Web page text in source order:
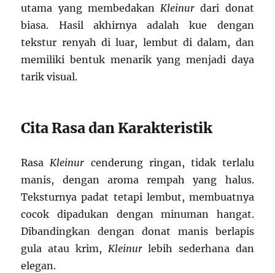
utama yang membedakan Kleinur dari donat
biasa. Hasil akhirnya adalah kue dengan
tekstur renyah di luar, lembut di dalam, dan
memiliki bentuk menarik yang menjadi daya
tarik visual.
Cita Rasa dan Karakteristik
Rasa Kleinur cenderung ringan, tidak terlalu
manis, dengan aroma rempah yang halus.
Teksturnya padat tetapi lembut, membuatnya
cocok dipadukan dengan minuman hangat.
Dibandingkan dengan donat manis berlapis
gula atau krim, Kleinurlebih sederhana dan
elegan.